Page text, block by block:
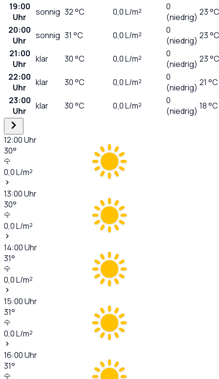
19:00
Uhr
sonnig 32°C 0,0L/m²
0
(niedrig) 23 °C
20:00
Uhr
sonnig 31 °C 0,0L/m²
0
(niedrig) 23 °C
21:00
Uhr
klar 30°C 0,0L/m²
0
(niedrig) 23 °C
22:00
Uhr
klar 30°C 0,0L/m²
0
(niedrig) 21 °C
23:00
Uhr
klar 30°C 0,0L/m²
0
(niedrig) 18 °C
12:00Uhr
30°
0,0L/m²
13:00Uhr
30°
0,0L/m²
14:00Uhr
31°
0,0L/m²
15:00Uhr
31°
0,0L/m²
16:00Uhr
31°